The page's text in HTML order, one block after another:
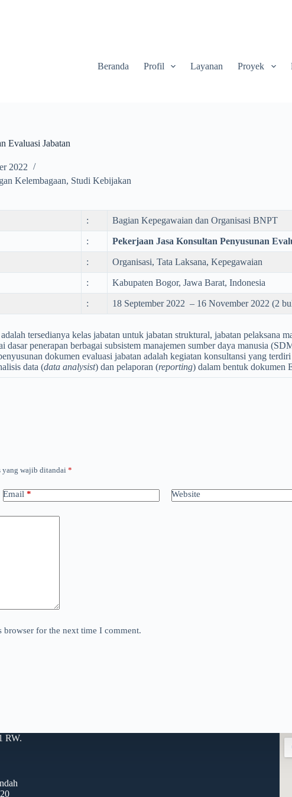
Beranda Profil Layanan Proyek
Evaluasi Jabatan
2022
Kelembagaan, Studi Kebijakan
: Bagian Kepegawaian dan Organisasi BNPT
: Pekerjaan Jasa Konsultan Penyusunan
: Organisasi, Tata Laksana, Kepegawaian
: Kabupaten Bogor, Jawa Barat, Indonesia
: 18 September 2022 – 16 November 2022 (2
tersedianya kelas jabatan untuk jabatan struktural, jabatan
penerapan berbagai subsistem manajemen sumber daya manusia
dokumen evaluasi jabatan adalah kegiatan konsultansi yang
data (data analysist) dan pelaporan (reporting) dalam bentuk dokumen
yang wajib ditandai *
Email * Website
browser for the next time I comment.
RW.